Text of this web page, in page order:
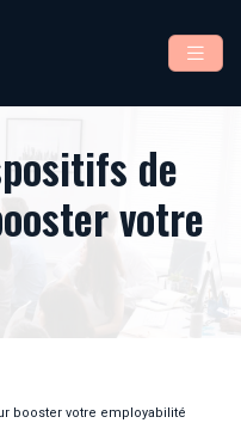
de
votre
booster votre employabilité